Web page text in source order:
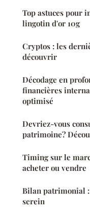
Top astuces pour
lingotin d'or 10g
Cryptos : les
découvrir
Décodage en
financières
optimisé
Devriez-vous
patrimoine?
Timing sur le
acheter ou vendre
Bilan patrimonial
serein